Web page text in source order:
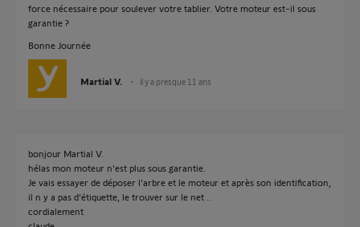
force nécessaire pour soulever votre tablier. Votre moteur est-il sous
garantie ?
Bonne Journée
Martial V. il y a presque 11 ans
bonjour Martial V.
hélas mon moteur n'est plus sous garantie.
Je vais essayer de déposer l'arbre et le moteur et après son identification,
il n y a pas d'étiquette, le trouver sur le net ..
cordialement